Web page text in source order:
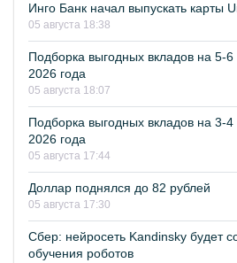
Инго Банк начал выпускать карты
05 августа 18:38
Подборка выгодных вкладов на 5-6
2026 года
05 августа 18:07
Подборка выгодных вкладов на 3-4
2026 года
05 августа 17:44
Доллар поднялся до 82 рублей
05 августа 17:30
Сбер: нейросеть Kandinsky будет
обучения роботов